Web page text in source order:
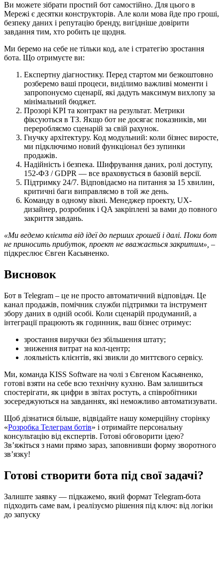
Ви можете зібрати простий бот самостійно. Для цього в
Мережі є десятки конструкторів. Але коли мова йде про гроші,
безпеку даних і репутацію бренду, вигідніше довірити
завдання тим, хто робить це щодня.
Ми беремо на себе не тільки код, але і стратегію зростання
бота. Що отримуєте ви:
Експертну діагностику. Перед стартом ми безкоштовно
розберемо ваші процеси, виділимо важливі моменти і
запропонуємо сценарії, які дадуть максимум вихлопу за
мінімальний бюджет.
Прозорі KPI та контракт на результат. Метрики
фіксуються в ТЗ. Якщо бот не досягає показників, ми
переробляємо сценарій за свій рахунок.
Гнучку архітектуру. Код модульний: коли бізнес виросте,
ми підключимо новий функціонал без зупинки
продажів.
Надійність і безпека. Шифрування даних, ролі доступу,
152-ФЗ / GDPR — все враховується в базовій версії.
Підтримку 24/7. Відповідаємо на питання за 15 хвилин,
критичні баги виправляємо в той же день.
Команду в одному вікні. Менеджер проекту, UX-
дизайнер, розробник і QA закріплені за вами до повного
закриття завдань.
«Ми ведемо клієнта від ідеї до перших грошей і далі. Поки бот
не приносить прибуток, проект не вважається закритим», –
підкреслює Євген Касьяненко.
Висновок
Бот в Telegram – це не просто автоматичний відповідач. Це
канал продажів, помічник служби підтримки та інструмент
збору даних в одній особі. Коли сценарій продуманий, а
інтеграції працюють як годинник, ваш бізнес отримує:
зростання виручки без збільшення штату;
зниження витрат на кол-центр;
лояльність клієнтів, які звикли до миттєвого сервісу.
Ми, команда KISS Software на чолі з Євгеном Касьяненко,
готові взяти на себе всю технічну кухню. Вам залишиться
спостерігати, як цифри в звітах ростуть, а співробітники
зосереджуються на завданнях, які неможливо автоматизувати.
Щоб дізнатися більше, відвідайте нашу комерційну сторінку
«Розробка Телеграм ботів» і отримайте персональну
консультацію від експертів. Готові обговорити ідею?
Зв’яжіться з нами прямо зараз, заповнивши форму зворотного
зв’язку!
Готові створити бота під свої задачі?
Залиште заявку — підкажемо, який формат Telegram-бота
підходить саме вам, і реалізуємо рішення під ключ: від логіки
до запуску